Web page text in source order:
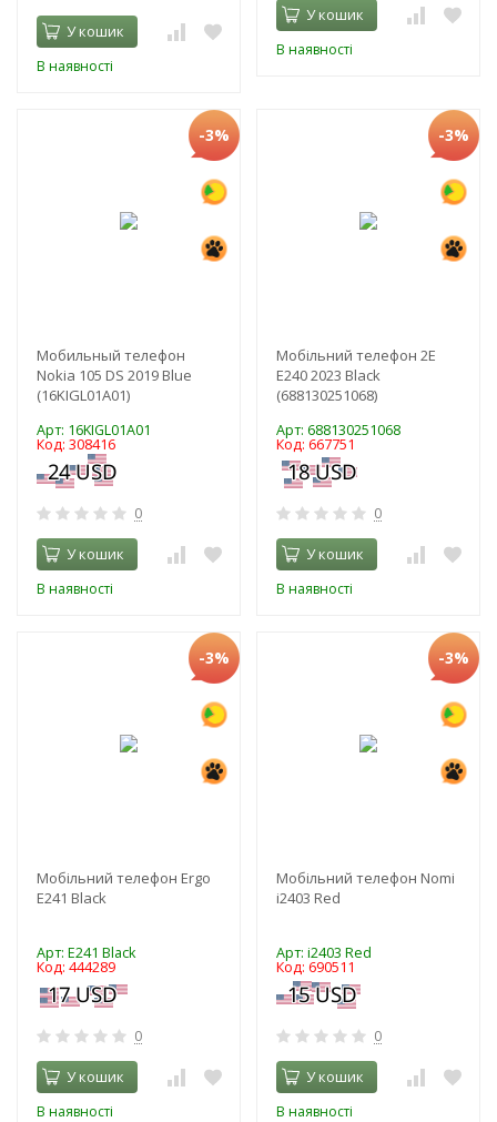
У кошик
В наявності
У кошик
В наявності
-3%
Мобильный телефон
Nokia 105 DS 2019 Blue
(16KIGL01A01)
Арт: 16KIGL01A01
Код: 308416
0
У кошик
В наявності
-3%
Мобільний телефон 2E
E240 2023 Black
(688130251068)
Арт: 688130251068
Код: 667751
0
У кошик
В наявності
-3%
Мобільний телефон Ergo
E241 Black
Арт: E241 Black
Код: 444289
0
У кошик
В наявності
-3%
Мобільний телефон Nomi
i2403 Red
Арт: i2403 Red
Код: 690511
0
У кошик
В наявності